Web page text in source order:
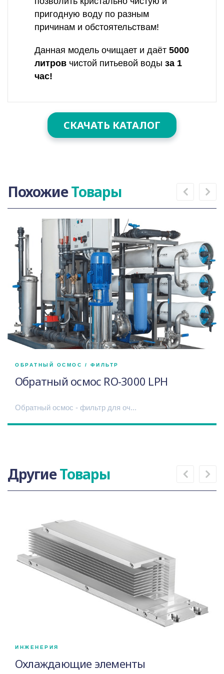
пригодную воду по разным
причинам и обстоятельствам!
Данная модель очищает и даёт 5000
литров чистой питьевой воды за 1
час!
СКАЧАТЬ КАТАЛОГ
ПохожиеТовары
ОБРАТНЫЙ ОСМОС / ФИЛЬТР
Обратный осмос RO-3000 LPH
Обратный осмос - фильтр для оч...
ДругиеТовары
ИНЖЕНЕРИЯ
Охлаждающие элементы